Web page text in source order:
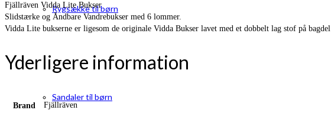
Rygsække til børn
Sandaler til børn
Fjällräven Vidda Lite Bukser
Slidstærke og Åndbare Vandrebukser med 6 lommer.
Vidda Lite bukserne er ligesom de originale Vidda Bukser lavet med et dobbelt lag stof på
Yderligere information
Brand Fjällräven